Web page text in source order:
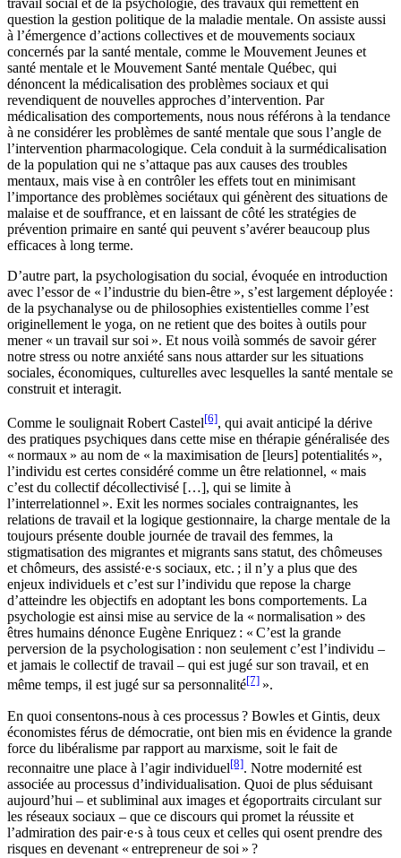
travail social et de la psychologie, des travaux qui remettent en
question la gestion politique de la maladie mentale. On assiste aussi
à l’émergence d’actions collectives et de mouvements sociaux
concernés par la santé mentale, comme le Mouvement Jeunes et
santé mentale et le Mouvement Santé mentale Québec, qui
dénoncent la médicalisation des problèmes sociaux et qui
revendiquent de nouvelles approches d’intervention. Par
médicalisation des comportements, nous nous référons à la tendance
à ne considérer les problèmes de santé mentale que sous l’angle de
l’intervention pharmacologique. Cela conduit à la surmédicalisation
de la population qui ne s’attaque pas aux causes des troubles
mentaux, mais vise à en contrôler les effets tout en minimisant
l’importance des problèmes sociétaux qui génèrent des situations de
malaise et de souffrance, et en laissant de côté les stratégies de
prévention primaire en santé qui peuvent s’avérer beaucoup plus
efficaces à long terme.
D’autre part, la psychologisation du social, évoquée en introduction
avec l’essor de « l’industrie du bien-être », s’est largement déployée :
de la psychanalyse ou de philosophies existentielles comme l’est
originellement le yoga, on ne retient que des boites à outils pour
mener « un travail sur soi ». Et nous voilà sommés de savoir gérer
notre stress ou notre anxiété sans nous attarder sur les situations
sociales, économiques, culturelles avec lesquelles la santé mentale se
construit et interagit.
Comme le soulignait Robert Castel[6], qui avait anticipé la dérive
des pratiques psychiques dans cette mise en thérapie généralisée des
« normaux » au nom de « la maximisation de [leurs] potentialités »,
l’individu est certes considéré comme un être relationnel, « mais
c’est du collectif décollectivisé […], qui se limite à
l’interrelationnel ». Exit les normes sociales contraignantes, les
relations de travail et la logique gestionnaire, la charge mentale de la
toujours présente double journée de travail des femmes, la
stigmatisation des migrantes et migrants sans statut, des chômeuses
et chômeurs, des assisté·e·s sociaux, etc. ; il n’y a plus que des
enjeux individuels et c’est sur l’individu que repose la charge
d’atteindre les objectifs en adoptant les bons comportements. La
psychologie est ainsi mise au service de la « normalisation » des
êtres humains dénonce Eugène Enriquez : « C’est la grande
perversion de la psychologisation : non seulement c’est l’individu –
et jamais le collectif de travail – qui est jugé sur son travail, et en
même temps, il est jugé sur sa personnalité[7] ».
En quoi consentons-nous à ces processus ? Bowles et Gintis, deux
économistes férus de démocratie, ont bien mis en évidence la grande
force du libéralisme par rapport au marxisme, soit le fait de
reconnaitre une place à l’agir individuel[8]. Notre modernité est
associée au processus d’individualisation. Quoi de plus séduisant
aujourd’hui – et subliminal aux images et égoportraits circulant sur
les réseaux sociaux – que ce discours qui promet la réussite et
l’admiration des pair·e·s à tous ceux et celles qui osent prendre des
risques en devenant « entrepreneur de soi » ?